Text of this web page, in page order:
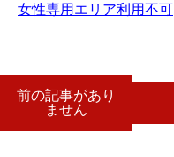
女性専用エリア利用不可
前の記事があり
ません